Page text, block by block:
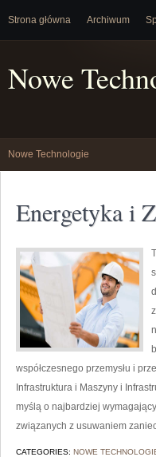
Strona główna Archiwum
Nowe
Nowe Technologie
Energetyka i
współczesnego przemysłu i
Infrastruktura i Maszyny i
myślą o najbardziej
związanych z usuwaniem
CATEGORIES: NOWE